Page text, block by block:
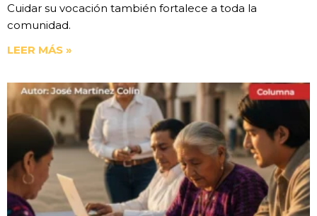
Cuidar su vocación también fortalece a toda la
comunidad.
LEER MÁS »